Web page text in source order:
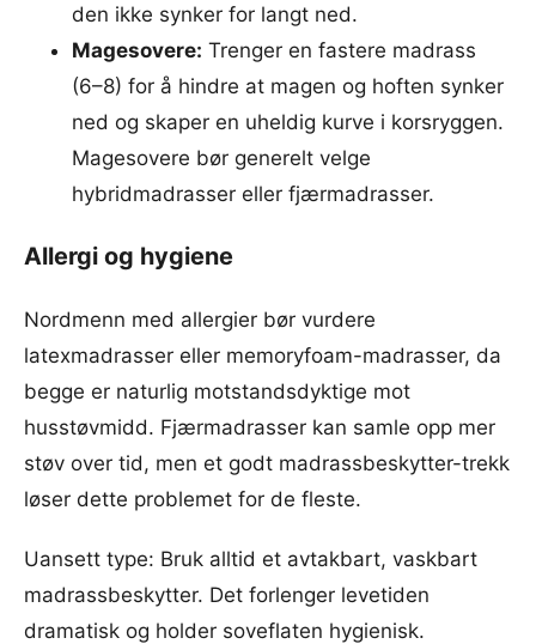
den ikke synker for langt ned.
Magesovere: Trenger en fastere madrass
(6–8) for å hindre at magen og hoften synker
ned og skaper en uheldig kurve i korsryggen.
Magesovere bør generelt velge
hybridmadrasser eller fjærmadrasser.
Allergi og hygiene
Nordmenn med allergier bør vurdere
latexmadrasser eller memoryfoam-madrasser, da
begge er naturlig motstandsdyktige mot
husstøvmidd. Fjærmadrasser kan samle opp mer
støv over tid, men et godt madrassbeskytter-trekk
løser dette problemet for de fleste.
Uansett type: Bruk alltid et avtakbart, vaskbart
madrassbeskytter. Det forlenger levetiden
dramatisk og holder soveflaten hygienisk.